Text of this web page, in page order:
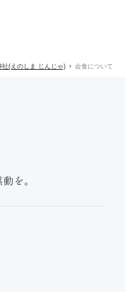
社(えのしま じんじゃ) 会食について
を。